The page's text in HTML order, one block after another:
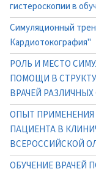
гистероскопии в
Симуляционный
Кардиотокография"
РОЛЬ И МЕСТО
ПОМОЩИ В
ВРАЧЕЙ
ОПЫТ
ПАЦИЕНТА В
ВСЕРОССИЙСКОЙ
ОБУЧЕНИЕ ВРАЧЕЙ